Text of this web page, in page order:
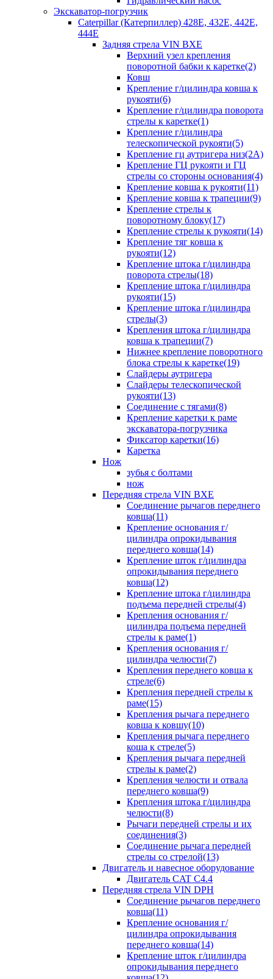
Экскаватор-погрузчик
Caterpillar (Катерпиллер) 428E, 432E, 442E,
444E
Задняя стрела VIN BXE
Верхний узел крепления
поворотной бабки к каретке(2)
Ковш
Крепление г/цилиндра ковша к
рукояти(6)
Крепление г/цилиндра поворота
стрелы к каретке(1)
Крепление г/цилиндра
телескопической рукояти(5)
Крепление гц аутригера низ(2А)
Крепление ГЦ рукояти и ГЦ
стрелы со стороны основания(4)
Крепление ковша к рукояти(11)
Крепление ковша к трапеции(9)
Крепление стрелы к
поворотному блоку(17)
Крепление стрелы к рукояти(14)
Крепление тяг ковша к
рукояти(12)
Крепление штока г/цилиндра
поворота стрелы(18)
Крепление штока г/цилиндра
рукояти(15)
Крепление штока г/цилиндра
стрелы(3)
Крепления штока г/цилиндра
ковша к трапеции(7)
Нижнее крепление поворотного
блока стрелы к каретке(19)
Слайдеры аутригера
Слайдеры телескопической
рукояти(13)
Соединение с тягами(8)
Крепление каретки к раме
экскаватора-погрузчика
Фиксатор каретки(16)
Каретка
Нож
зубья с болтами
нож
Передняя стрела VIN BXE
Cоединение рычагов переднего
ковша(11)
Крепление основания г/
цилиндра опрокидывания
переднего ковша(14)
Крепление шток г/цилиндра
опрокидывания переднего
ковша(12)
Крепление штока г/цилиндра
подъема передней стрелы(4)
Крепления основания г/
цилиндра подъема передней
стрелы к раме(1)
Крепления основания г/
цилиндра челюсти(7)
Крепления переднего ковша к
стреле(6)
Крепления передней стрелы к
раме(15)
Крепления рычага переднего
ковша к ковшу(10)
Крепления рычага переднего
коша к стреле(5)
Крепления рычага передней
стрелы к раме(2)
Крепления челюсти и отвала
переднего ковша(9)
Крепления штока г/цилиндра
челюсти(8)
Рычаги передней стрелы и их
соединения(3)
Соединение рычага передней
стрелы со стрелой(13)
Двигатель и навесное оборудование
Двигатель CAT C4.4
Передняя стрела VIN DPH
Cоединение рычагов переднего
ковша(11)
Крепление основания г/
цилиндра опрокидывания
переднего ковша(14)
Крепление шток г/цилиндра
опрокидывания переднего